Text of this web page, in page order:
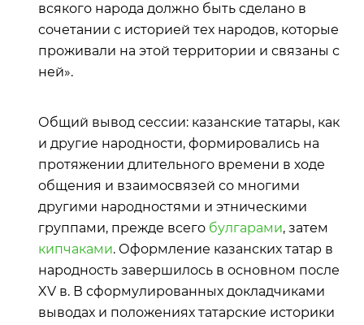
всякого народа должно быть сделано в
сочетании с историей тех народов, которые
проживали на этой территории и связаны с
ней».
Общий вывод сессии: казанские татары, как
и другие народности, формировались на
протяжении длительного времени в ходе
общения и взаимосвязей со многими
другими народностями и этническими
группами, прежде всего булгарами, затем
кипчаками. Оформление казанских татар в
народность завершилось в основном после
XV в. В сформулированных докладчиками
выводах и положениях татарские историки